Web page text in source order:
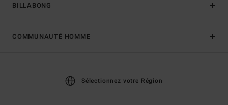
BILLABONG
COMMUNAUTÉ HOMME
Sélectionnez votre Région